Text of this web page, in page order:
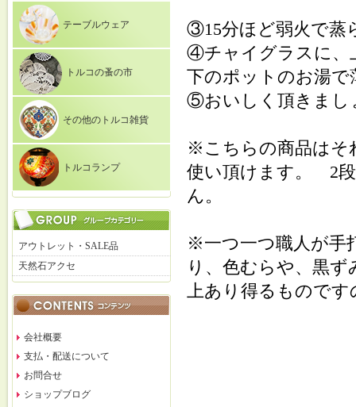
テーブルウェア
トルコの蚤の市
その他のトルコ雑貨
トルコランプ
アウトレット・SALE品
天然石アクセ
会社概要
支払・配送について
お問合せ
ショップブログ
③15分ほど弱火で蒸
④チャイグラスに、
下のポットのお湯で
⑤おいしく頂きまし
※こちらの商品はそ
使い頂けます。 2
ん。
※一つ一つ職人が手
り、色むらや、黒
上あり得るものです